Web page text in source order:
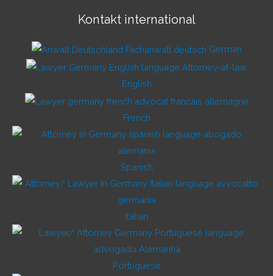
Kontakt international
German
English
French
Spanish
Italian
Portuguese